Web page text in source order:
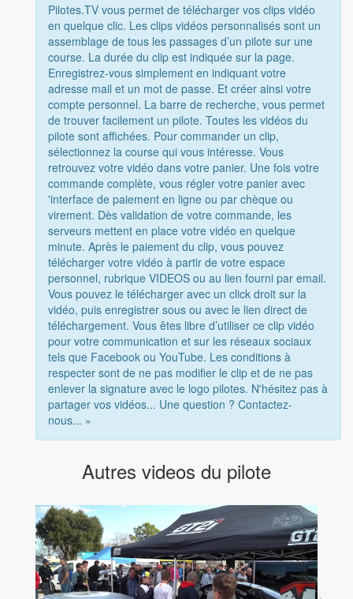
Pilotes.TV vous permet de télécharger vos clips vidéo
en quelque clic. Les clips vidéos personnalisés sont un
assemblage de tous les passages d’un pilote sur une
course. La durée du clip est indiquée sur la page.
Enregistrez-vous simplement en indiquant votre
adresse mail et un mot de passe. Et créer ainsi votre
compte personnel. La barre de recherche, vous permet
de trouver facilement un pilote. Toutes les vidéos du
pilote sont affichées. Pour commander un clip,
sélectionnez la course qui vous intéresse. Vous
retrouvez votre vidéo dans votre panier. Une fois votre
commande complète, vous régler votre panier avec
'interface de paiement en ligne ou par chèque ou
virement. Dès validation de votre commande, les
serveurs mettent en place votre vidéo en quelque
minute. Après le paiement du clip, vous pouvez
télécharger votre vidéo à partir de votre espace
personnel, rubrique VIDEOS ou au lien fourni par email.
Vous pouvez le télécharger avec un click droit sur la
vidéo, puis enregistrer sous ou avec le lien direct de
téléchargement. Vous êtes libre d’utiliser ce clip vidéo
pour votre communication et sur les réseaux sociaux
tels que Facebook ou YouTube. Les conditions à
respecter sont de ne pas modifier le clip et de ne pas
enlever la signature avec le logo pilotes. N'hésitez pas à
partager vos vidéos... Une question ? Contactez-
nous... »
Autres videos du pilote